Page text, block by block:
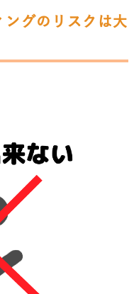
グのリスクは大